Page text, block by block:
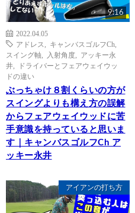
9:16
2022.04.05
アドレス
キャンバスゴルフCh
スイング軸
入射角度
アッキー永
井
ドライバーとフェアウェイウッ
ドの違い
ぶっちゃけ８割くらいの方が
スイングよりも構え方の誤解
からフェアウェイウッドに苦
手意識を持っていると思いま
す｜キャンバスゴルフCh ア
ッキー永井
アイアンの打ち方